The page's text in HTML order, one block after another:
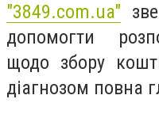
"3849.com.ua"
допомогти
щодо збору
діагнозом повна